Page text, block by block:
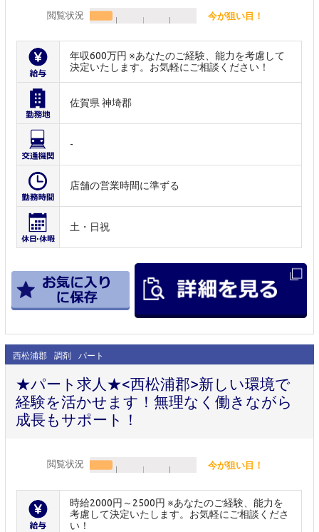
閲覧状況 今が狙い目！
年収600万円 ※あなたのご経験、能力を考慮して
決定いたします。お気軽にご相談ください！
佐賀県 神埼郡
-
店舗の営業時間に準ずる
土・日祝
西松浦郡 調剤 パート
★パート求人★<西松浦郡>新しい環境で
経験を活かせます！無理なく働きながら
成長もサポート！
閲覧状況 今が狙い目！
時給2000円～2500円 ※あなたのご経験、能力を
考慮して決定いたします。お気軽にご相談くださ
い！